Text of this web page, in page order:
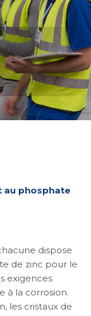
au phosphate
dispose
de zinc pour le
exigences
à la corrosion.
les cristaux de